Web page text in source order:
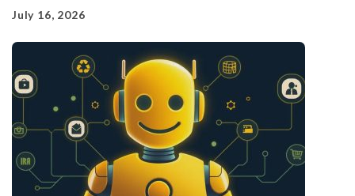
July 16, 2026